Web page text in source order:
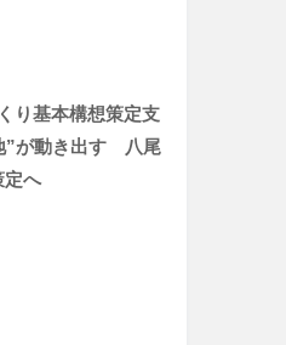
り基本構想策定支
”が動き出す 八尾
定へ